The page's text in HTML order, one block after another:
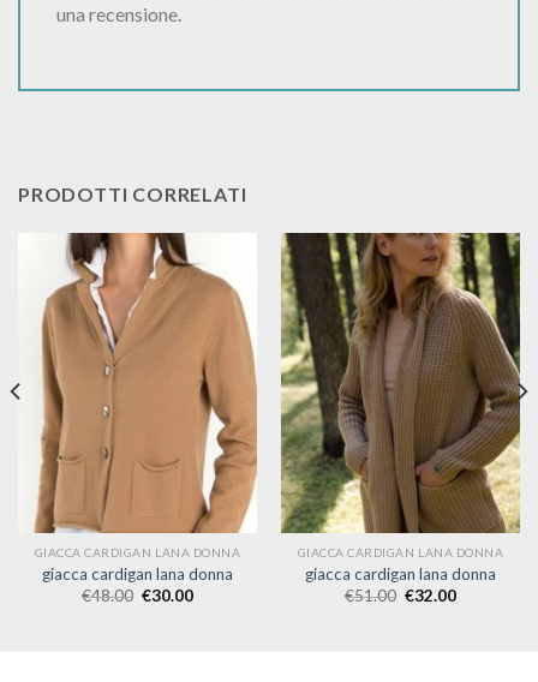
una recensione.
PRODOTTI CORRELATI
GIACCA CARDIGAN LANA DONNA
giacca cardigan lana donna
€48.00 €30.00
GIACCA CARDIGAN LANA DONNA
giacca cardigan lana donna
€51.00 €32.00